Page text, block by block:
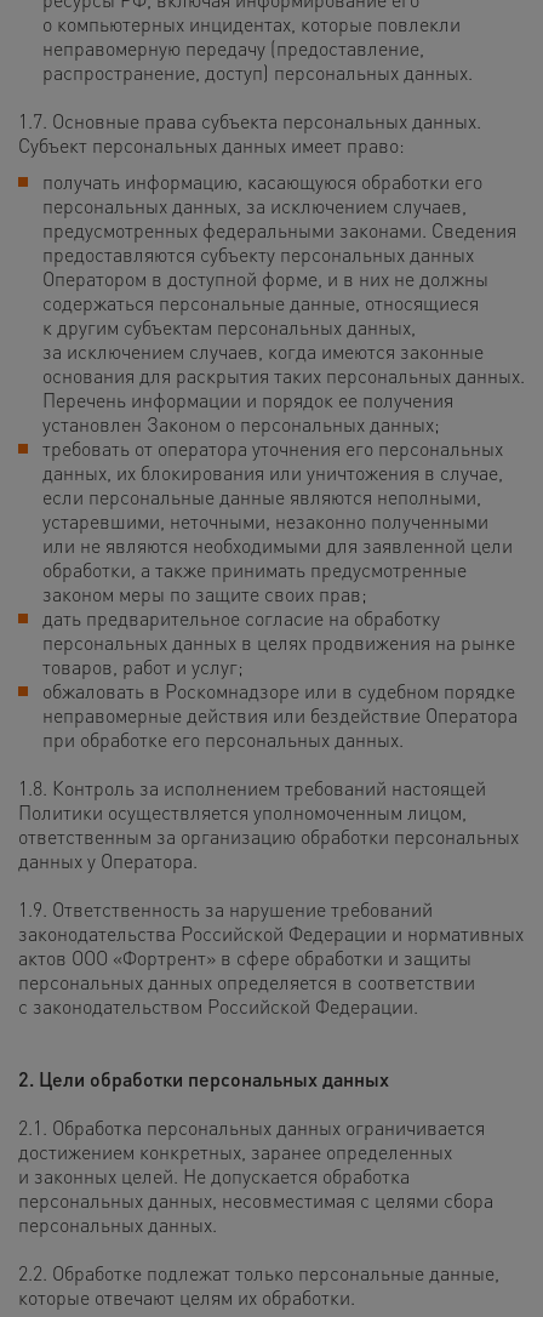
о компьютерных инцидентах, которые повлекли
неправомерную передачу (предоставление,
распространение, доступ) персональных данных.
1.7. Основные права субъекта персональных данных.
Субъект персональных данных имеет право:
получать информацию, касающуюся обработки его
персональных данных, за исключением случаев,
предусмотренных федеральными законами. Сведения
предоставляются субъекту персональных данных
Оператором в доступной форме, и в них не должны
содержаться персональные данные, относящиеся
к другим субъектам персональных данных,
за исключением случаев, когда имеются законные
основания для раскрытия таких персональных данных.
Перечень информации и порядок ее получения
установлен Законом о персональных данных;
требовать от оператора уточнения его персональных
данных, их блокирования или уничтожения в случае,
если персональные данные являются неполными,
устаревшими, неточными, незаконно полученными
или не являются необходимыми для заявленной цели
обработки, а также принимать предусмотренные
законом меры по защите своих прав;
дать предварительное согласие на обработку
персональных данных в целях продвижения на рынке
товаров, работ и услуг;
обжаловать в Роскомнадзоре или в судебном порядке
неправомерные действия или бездействие Оператора
при обработке его персональных данных.
1.8. Контроль за исполнением требований настоящей
Политики осуществляется уполномоченным лицом,
ответственным за организацию обработки персональных
данных у Оператора.
1.9. Ответственность за нарушение требований
законодательства Российской Федерации и нормативных
актов ООО «Фортрент» в сфере обработки и защиты
персональных данных определяется в соответствии
с законодательством Российской Федерации.
2. Цели обработки персональных данных
2.1. Обработка персональных данных ограничивается
достижением конкретных, заранее определенных
и законных целей. Не допускается обработка
персональных данных, несовместимая с целями сбора
персональных данных.
2.2. Обработке подлежат только персональные данные,
которые отвечают целям их обработки.